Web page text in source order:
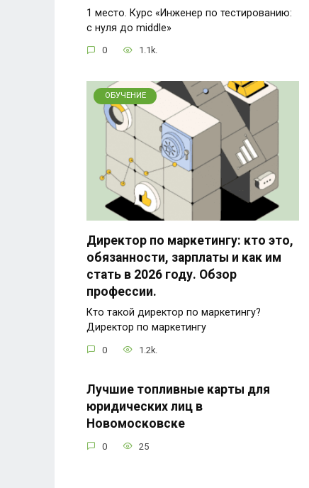
1 место. Курс «Инженер по тестированию:
с нуля до middle»
0 1.1k.
ОБУЧЕНИЕ
Директор по маркетингу: кто это,
обязанности, зарплаты и как им
стать в 2026 году. Обзор
профессии.
Кто такой директор по маркетингу?
Директор по маркетингу
0 1.2k.
Лучшие топливные карты для
юридических лиц в
Новомосковске
0 25